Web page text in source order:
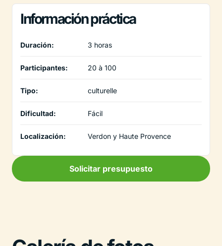
Información práctica
Duración: 3 horas
Participantes: 20 à 100
Tipo: culturelle
Dificultad: Fácil
Localización: Verdon y Haute Provence
Solicitar presupuesto